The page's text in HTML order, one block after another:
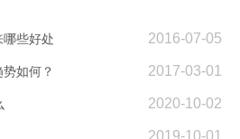
2016-07-05
哪些好处
2017-03-01
如何？
2020-10-02
2019-10-01